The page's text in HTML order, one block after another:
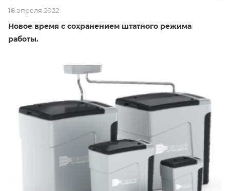
18 апреля 2022
Новое время с сохранением штатного режима
работы.